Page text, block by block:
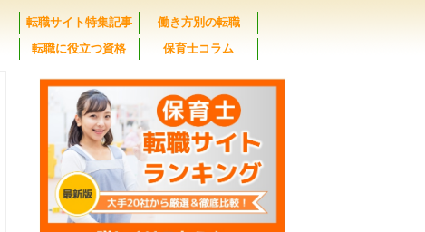
転職サイト特集記事
働き方別の転職
転職に役立つ資格 保育士コラム